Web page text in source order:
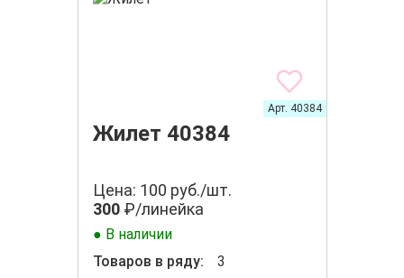
Жилет 40384
Арт. 40384
Цена: 100 руб./шт.
300₽/линейка
● В наличии
Товаров в ряду:
3